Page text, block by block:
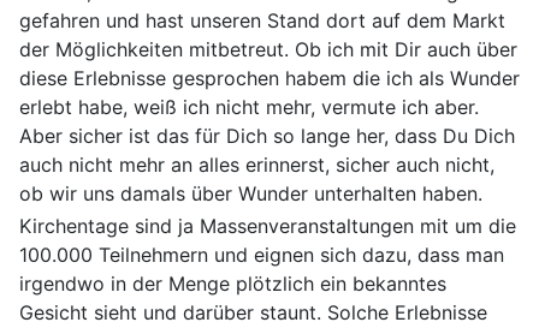
gefahren und hast unseren Stand dort auf dem Markt
der Möglichkeiten mitbetreut. Ob ich mit Dir auch über
diese Erlebnisse gesprochen habem die ich als Wunder
erlebt habe, weiß ich nicht mehr, vermute ich aber.
Aber sicher ist das für Dich so lange her, dass Du Dich
auch nicht mehr an alles erinnerst, sicher auch nicht,
ob wir uns damals über Wunder unterhalten haben.
Kirchentage sind ja Massenveranstaltungen mit um die
100.000 Teilnehmern und eignen sich dazu, dass man
irgendwo in der Menge plötzlich ein bekanntes
Gesicht sieht und darüber staunt. Solche Erlebnisse